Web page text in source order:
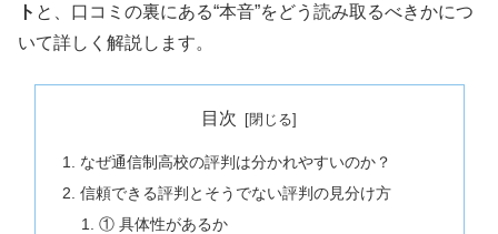
ト と、口コミの裏にある“本音”をどう読み取るべきかにつ
いて詳しく解説します。
目次
なぜ通信制高校の評判は分かれやすいのか？
信頼できる評判とそうでない評判の見分け方
① 具体性があるか